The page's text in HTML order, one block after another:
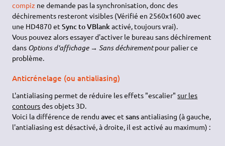
compiz ne demande pas la synchronisation, donc des
déchirements resteront visibles (Vérifié en 2560x1600 avec
une HD4870 etSync to VBlankactivé, toujours vrai).
Vous pouvez alors essayer d'activer le bureau sans déchirement
dans Options d'affichage → Sans déchirementpour palier ce
problème.
Anticrénelage (ou antialiasing)
L'antialiasing permet de réduire les effets "escalier"sur les
contoursdes objets 3D.
Voici la différence de renduavecetsansantialiasing (à gauche,
l'antialiasing est désactivé, à droite, il est activé au maximum) :